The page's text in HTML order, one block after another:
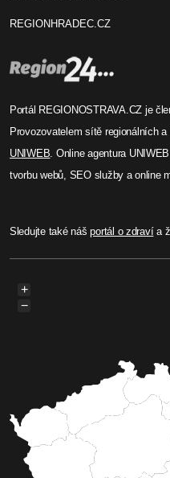
REGIONHRADEC.CZ
Portál REGIONOSTRAVA.CZ je
Provozovatelem sítě regionálních
UNIWEB. Online agentura
tvorbu webů, SEO služby a online
Sledujte také nášportál o zdravía
+
−